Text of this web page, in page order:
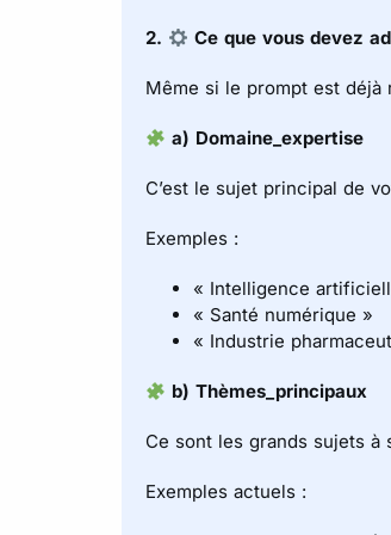
2. Ce que vous devez
Même si le prompt est déjà
a) Domaine_expertise
C’est le sujet principal de
Exemples :
« Intelligence
« Santé numérique »
« Industrie
b) Thèmes_principaux
Ce sont les grands sujets à
Exemples actuels :